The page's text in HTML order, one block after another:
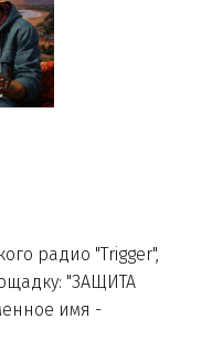
радио "Trigger",
"ЗАЩИТА
имя -